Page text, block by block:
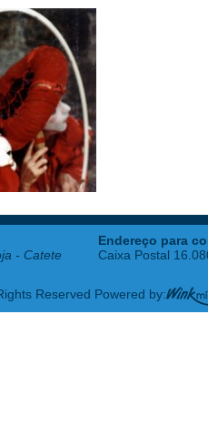
- Catete
Endereço para
Caixa Postal
Reserved Powered by: